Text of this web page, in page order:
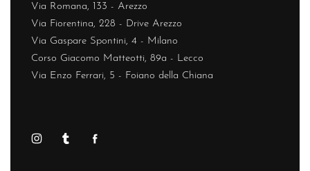
Via Romana, 133 - Arezzo
Via Fiorentina, 228 - Drive Arezzo
Via Gaspare Spontini, 4 - Milano
Corso Giacomo Matteotti, 89a - Lecco
Via Enzo Ferrari, 5 - Foiano della Chiana